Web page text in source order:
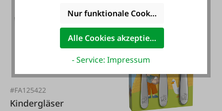
#FA125422
Kindergläser
Nur funktionale Cookies akzeptieren
Alle Cookies akzeptieren
- Service: Impressum